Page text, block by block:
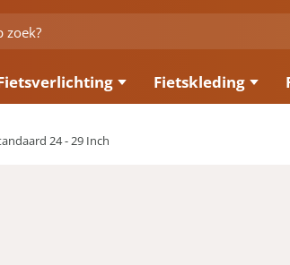
Fietskleding
24 - 29 Inch